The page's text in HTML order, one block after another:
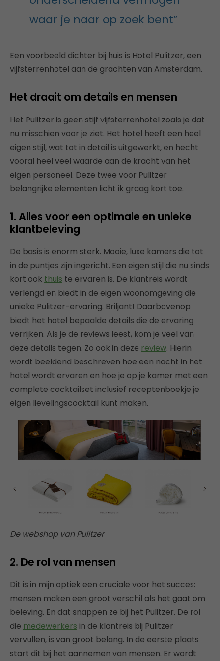
waar je naar op zoek bent”
Een voorbeeld dichter bij huis is Hotel Pulitzer, een
vijfsterrenhotel aan de grachten van Amsterdam.
Het draait om details en mensen
Het Pulitzer is geen stijf vijfsterrenhotel zoals je dat
nu misschien voor je ziet. Het hotel heeft een heel
eigen stijl, wat tot in detail is uitgewerkt, en hecht
vooral heel veel waarde aan de kracht van het
eigen personeel. Deze twee voor Pulitzer
belangrijke elementen licht ik graag kort toe.
1. Alles voor een optimale en unieke
klantbeleving
De basis is enorm sterk. Mooie, luxe kamers die tot
in de puntjes zijn ingericht. Een eigen stijl die nu sinds
kort ook thuis te ervaren is. De klantreis wordt
verlengd en biedt in de eigen woonomgeving die
unieke Pulitzer-ervaring. Briljant! Daarbovenop
biedt het hotel bepaalde details die de ervaring
verrijken. Als je de reviews leest, kom je veel van
deze details tegen. Zo ook in deze review. Hierin
wordt beeldend beschreven hoe een nacht in het
hotel wordt ervaren en hoe je op je kamer met een
complete cocktailset inclusief receptenboekje je
eigen lievelingscocktail kunt maken.
De webshop van Pulitzer
2. De rol van mensen
Dit is in mijn optiek een cruciale voor het succes:
mensen maken een groot verschil als het gaat om
beleving. En dat snappen ze bij het Pulitzer. De rol
die medewerkers in de klantreis bij Pulitzer
vervullen, is van groot belang. In de eerste plaats
start dit bij het aannemen van mensen. Er wordt